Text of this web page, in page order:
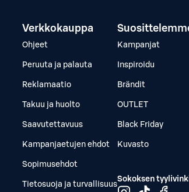
Verkkokauppa
Ohjeet
Peruuta ja palauta
Reklamaatio
Takuu ja huolto
Saavutettavuus
Kampanjaetujen ehdot
Sopimusehdot
Tietosuoja ja turvallisuus
Kampanjat
Inspiroidu
Brändit
OUTLET
Black Friday
Kuvasto
Sokoksen